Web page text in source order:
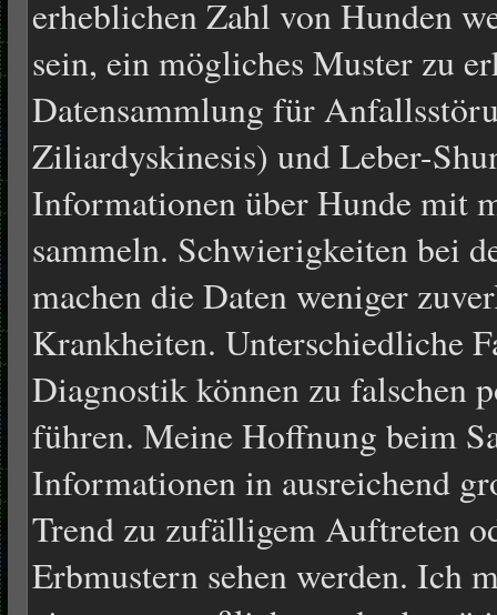
erheblichen Zahl von Hunden
sein, ein mögliches Muster zu
Datensammlung für
Ziliardyskinesis) und Leber-
Informationen über Hunde mit
sammeln. Schwierigkeiten bei
machen die Daten weniger
Krankheiten. Unterschiedliche
Diagnostik können zu falschen
führen. Meine Hoffnung beim
Informationen in ausreichend
Trend zu zufälligem Auftreten
Erbmustern sehen werden. Ich